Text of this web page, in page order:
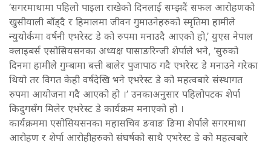
‘सगरमाथामा पहिलो पाइला राखेको दिनलाई सम्झदैं सफल आरोहणको
खुसीयाली बाँड्दै र हिमालमा जीवन गुमाउनेहरुको स्मृतिमा हामीले
न्युयोर्कमा वर्षनी एभरेस्ट डे को रुपमा मनाउदै आएको हो,’ युएस नेपाल
क्लाइबर्स एसोसियसनका अध्यक्ष पासाङरिन्जी शेर्पाले भने, ‘सुरुको
दिनमा हामीले गुम्बामा बत्ती बालेर पुजापाठ गदै एभरेस्ट डे मनाउने गरेका
थियो तर विगत केही वर्षदेखि भने एभरेस्ट डे को महत्वबारे संस्थागत
रुपमा आयोजना गदै आएको हो ।’ उनकाअनुसार पहिलोपटक शेर्पा
किदुगसँग मिलेर एभरेस्ट डे कार्यक्रम मनाएको हो ।
कार्यक्रममा एसोसियसनका महासचिव ङवाङ ङिमा शेर्पाले सगरमाथा
आरोहण र शेर्पा आरोहीहरुको संघर्षको साथै एभरेस्ट डे को महत्वबारे